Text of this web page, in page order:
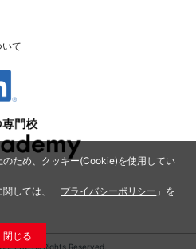
ため、クッキー(Cookie)を使用してい
しては、「プライバシーポリシー 」を
閉じる
て
All Rights Reserved.